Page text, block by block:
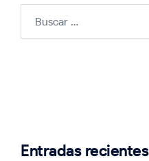
Entradas recientes